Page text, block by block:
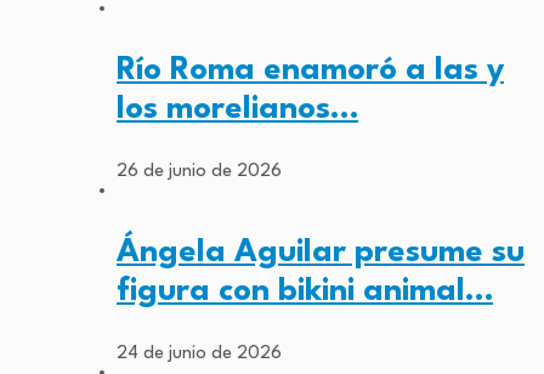
Río Roma enamoró a las y
los morelianos…
26 de junio de 2026
Ángela Aguilar presume su
figura con bikini animal…
24 de junio de 2026